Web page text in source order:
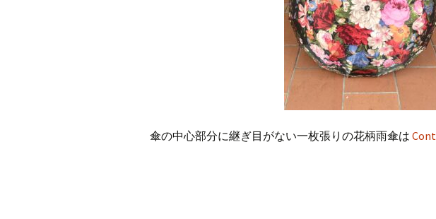
傘の中心部分に継ぎ目がない一枚張りの花柄雨傘は